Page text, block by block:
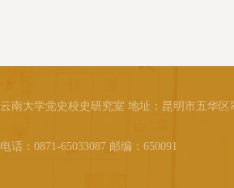
云南大学党史校史研究室 地址：昆明市五华区
电话：0871-65033087 邮编：650091